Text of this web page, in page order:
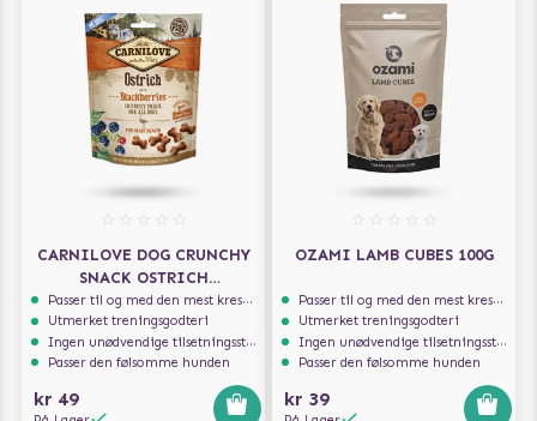
CARNILOVE DOG CRUNCHY
SNACK OSTRICH
BLACKBERRIES 200G
Passer til og med den mest kresne hunden
Utmerket treningsgodteri
Ingen unødvendige tilsetningsstoffer
Passer den følsomme hunden
kr 49
OZAMI LAMB CUBES 100G
Passer til og med den mest kresne hunden
Utmerket treningsgodteri
Ingen unødvendige tilsetningsstoffer
Passer den følsomme hunden
kr 39